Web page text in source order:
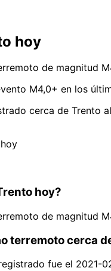
hoy
de magnitud
M4,0+ en los
cerca de Trento
hoy?
de magnitud
terremoto cerca
fue el 2021-